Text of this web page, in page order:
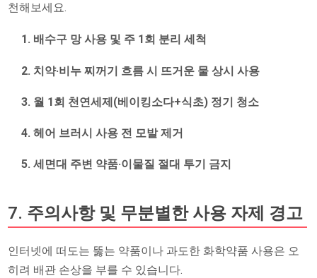
천해보세요.
배수구 망 사용 및 주 1회 분리 세척
치약·비누 찌꺼기 흐름 시 뜨거운 물 상시 사용
월 1회 천연세제(베이킹소다+식초) 정기 청소
헤어 브러시 사용 전 모발 제거
세면대 주변 약품·이물질 절대 투기 금지
7. 주의사항 및 무분별한 사용 자제 경고
인터넷에 떠도는 뚫는 약품이나 과도한 화학약품 사용은 오
히려 배관 손상을 부를 수 있습니다.